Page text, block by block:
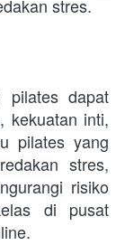
stres.
pilates dapat
kekuatan inti,
pilates yang
stres,
risiko
di pusat